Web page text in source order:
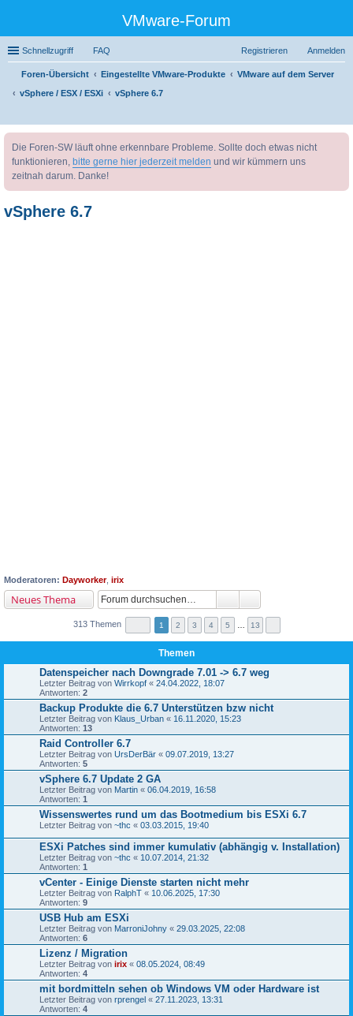
VMware-Forum
Schnellzugriff FAQ Anmelden
Registrieren
Foren-Übersicht Eingestellte VMware-Produkte
VMware auf dem Server
vSphere / ESX / ESXi
vSphere 6.7
uc
Die Foren-SW läuft ohne erkennbare Probleme. Sollte doch etwas nicht
funktionieren, bitte gerne hier jederzeit melden und wir kümmern uns
zeitnah darum. Danke!
vSphere 6.7
Moderatoren: Dayworker, irix
Neues Thema
313 Themen 1 2 3 4 5 13
Themen
Datenspeicher nach Downgrade 7.01 -> 6.7 weg
Letzter Beitrag von Wirrkopf « 24.04.2022, 18:07
Antworten: 2
Backup Produkte die 6.7 Unterstützen bzw nicht
Letzter Beitrag von Klaus_Urban « 16.11.2020, 15:23
Antworten: 13
Raid Controller 6.7
Letzter Beitrag von UrsDerBär « 09.07.2019, 13:27
Antworten: 5
vSphere 6.7 Update 2 GA
Letzter Beitrag von Martin « 06.04.2019, 16:58
Antworten: 1
Wissenswertes rund um das Bootmedium bis ESXi 6.7
Letzter Beitrag von ~thc « 03.03.2015, 19:40
ESXi Patches sind immer kumulativ (abhängig v. Installation)
Letzter Beitrag von ~thc « 10.07.2014, 21:32
Antworten: 1
vCenter - Einige Dienste starten nicht mehr
Letzter Beitrag von RalphT « 10.06.2025, 17:30
Antworten: 9
USB Hub am ESXi
Letzter Beitrag von MarroniJohny « 29.03.2025, 22:08
Antworten: 6
Lizenz / Migration
Letzter Beitrag von irix « 08.05.2024, 08:49
Antworten: 4
mit bordmitteln sehen ob Windows VM oder Hardware ist
Letzter Beitrag von rprengel « 27.11.2023, 13:31
Antworten: 4